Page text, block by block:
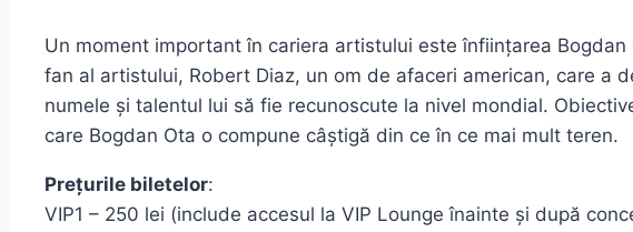
Un moment important în cariera artistului este înființarea
fan al artistului, Robert Diaz, un om de afaceri american, care a
numele și talentul lui să fie recunoscute la nivel mondial.
care Bogdan Ota o compune câștigă din ce în ce mai mult teren.
Prețurile biletelor:
VIP1 – 250 lei (include accesul la VIP Lounge înainte și după